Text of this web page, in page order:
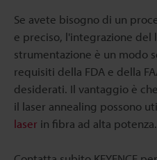
Se avete bisogno di un
e preciso, l'integrazione del
strumentazione è un modo
requisiti della FDA e della
desiderati. Il vantaggio è
il laser annealing possono
laser in fibra ad alta potenza.